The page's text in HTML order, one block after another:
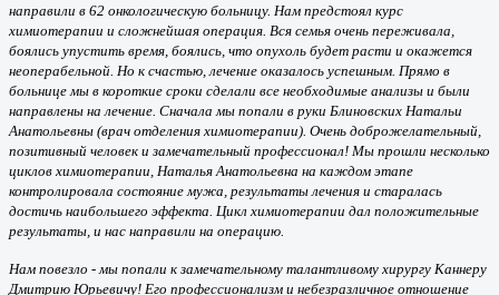
направили в 62 онкологическую больницу. Нам предстоял курс
химиотерапии и сложнейшая операция. Вся семья очень переживала,
боялись упустить время, боялись, что опухоль будет расти и окажется
неоперабельной. Но к счастью, лечение оказалось успешным. Прямо в
больнице мы в короткие сроки сделали все необходимые анализы и были
направлены на лечение. Сначала мы попали в руки Блиновских Натальи
Анатольевны (врач отделения химиотерапии). Очень доброжелательный,
позитивный человек и замечательный профессионал! Мы прошли несколько
циклов химиотерапии, Наталья Анатольевна на каждом этапе
контролировала состояние мужа, результаты лечения и старалась
достичь наибольшего эффекта. Цикл химиотерапии дал положительные
результаты, и нас направили на операцию.
Нам повезло - мы попали к замечательному талантливому хирургу Каннеру
Дмитрию Юрьевичу! Его профессионализм и небезразличное отношение